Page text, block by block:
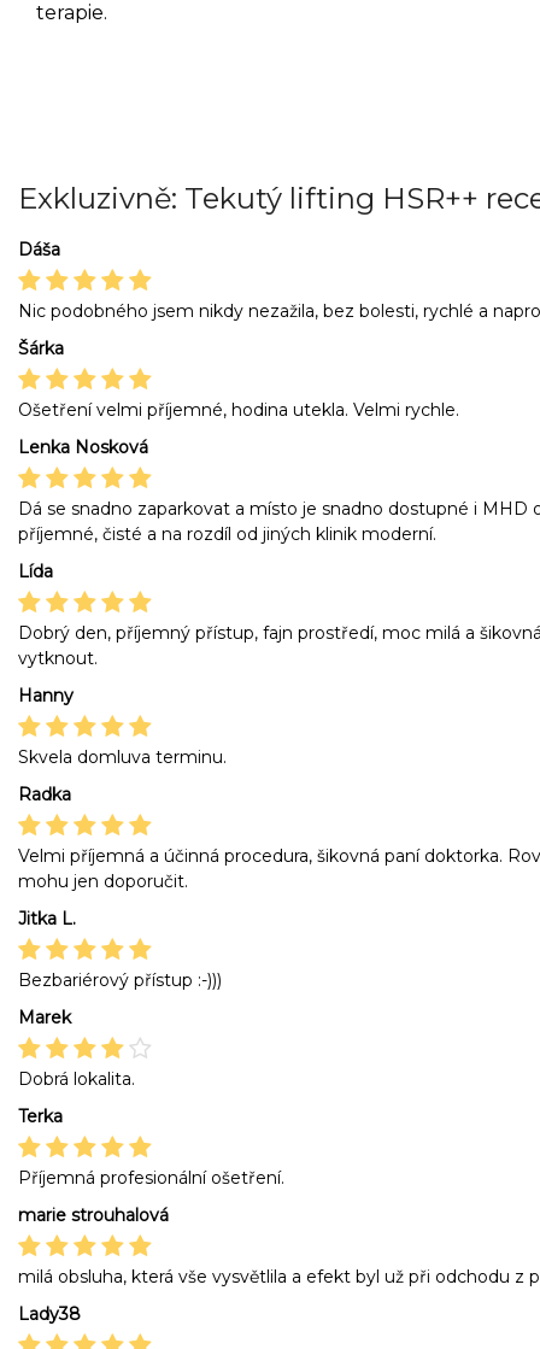
terapie.
Exkluzivně: Tekutý lifting HSR++
Dáša
Nic podobného jsem nikdy nezažila, bez bolesti, rychlé a
Šárka
Ošetření velmi příjemné, hodina utekla. Velmi rychle.
Lenka Nosková
Dá se snadno zaparkovat a místo je snadno dostupné i MHD
příjemné, čisté a na rozdíl od jiných klinik moderní.
Lída
Dobrý den, příjemný přístup, fajn prostředí, moc milá a
vytknout.
Hanny
Skvela domluva terminu.
Radka
Velmi příjemná a účinná procedura, šikovná paní doktorka.
mohu jen doporučit.
Jitka L.
Bezbariérový přístup :-)))
Marek
Dobrá lokalita.
Terka
Příjemná profesionální ošetření.
marie strouhalová
milá obsluha, která vše vysvětlila a efekt byl už při odchodu z
Lady38